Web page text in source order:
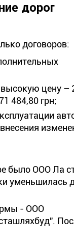
дорог
договоров:
цену –
484,80 грн;
было ООО Ла
уменьшилась
- ООО